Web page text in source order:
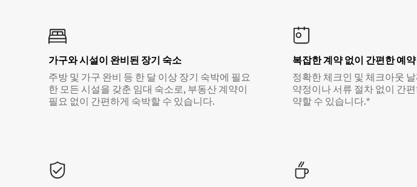
가구와 시설이 완비된 장기 숙소
주방 및 가구 완비 등 한 달 이상 장기 숙박에 필요
한 모든 시설을 갖춘 임대 숙소로, 부동산 계약이
필요 없이 간편하게 숙박할 수 있습니다.
복잡한 계약 없이 간편한 예약
정확한 체크인 및 체크아웃
약정이나 서류 절차 없이 간
약할 수 있습니다.*